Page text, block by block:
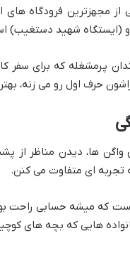
مجهزترین فرودگاه های
(ایستگاه شهید دستغیب)
پرمشغله که برای
حرف اول رو می زنه،
ها، دیدن مناظر از
تجربه ای متفاوت می کنن.
که میشه حسابی راحت
هایی که بچه های